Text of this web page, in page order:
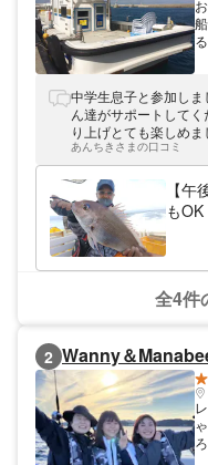
中学生息子と参加し
ん達がサポートして
り上げとても楽しめ
放ったらかしという
たいと思います、あ
あんちきさまの口コミ
【
も
全4件
2 Wanny＆